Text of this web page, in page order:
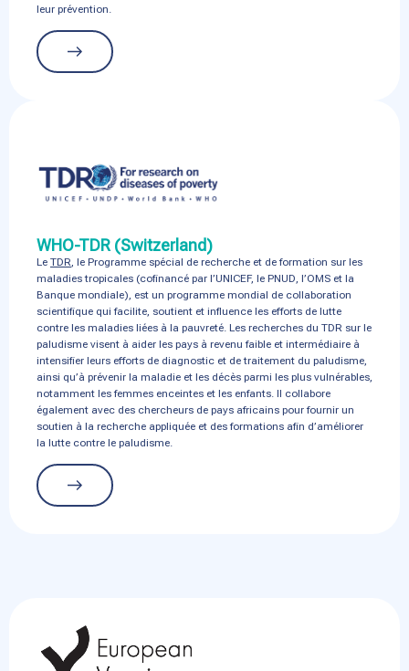
leur prévention.
WHO-TDR (Switzerland)
Le TDR le Programme spécial de recherche et de formation sur les
maladies tropicales (cofinancé par l’UNICEF, le PNUD, l’OMS et la
Banque mondiale), est un programme mondial de collaboration
scientifique qui facilite, soutient et influence les efforts de lutte
contre les maladies liées à la pauvreté. Les recherches du TDR sur le
paludisme visent à aider les pays à revenu faible et intermédiaire à
intensifier leurs efforts de diagnostic et de traitement du paludisme,
ainsi qu’à prévenir la maladie et les décès parmi les plus vulnérables,
notamment les femmes enceintes et les enfants. Il collabore
également avec des chercheurs de pays africains pour fournir un
soutien à la recherche appliquée et des formations afin d’améliorer
la lutte contre le paludisme.